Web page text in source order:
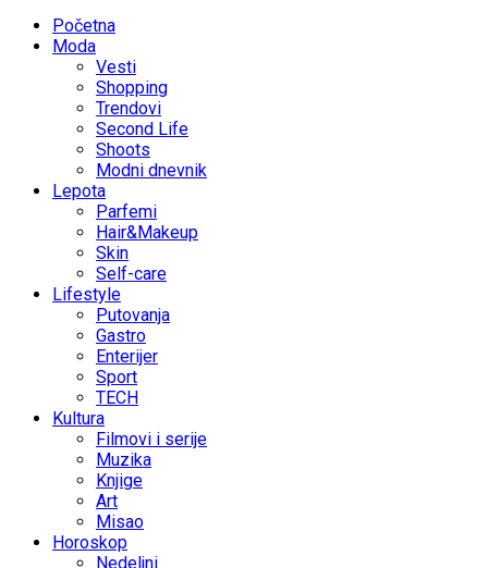
Početna
Moda
Vesti
Shopping
Trendovi
Second Life
Shoots
Modni dnevnik
Lepota
Parfemi
Hair&Makeup
Skin
Self-care
Lifestyle
Putovanja
Gastro
Enterijer
Sport
TECH
Kultura
Filmovi i serije
Muzika
Knjige
Art
Misao
Horoskop
Nedeljni